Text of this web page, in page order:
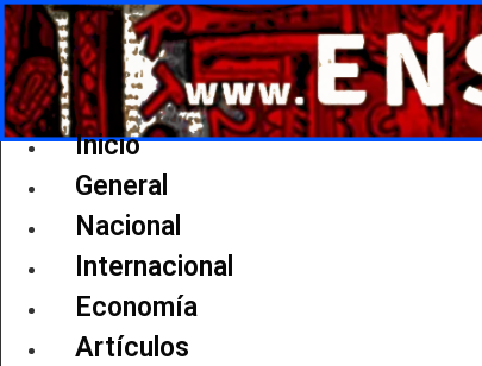
Ir
al
contenido
Inicio
General
Nacional
Internacional
Economía
Artículos